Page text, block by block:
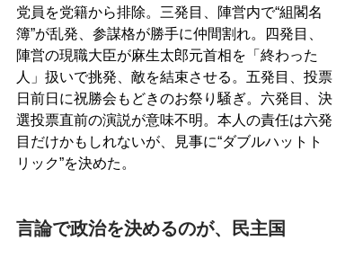
党員を党籍から排除。三発目、陣営内で“組閣名
簿”が乱発、参謀格が勝手に仲間割れ。四発目、
陣営の現職大臣が麻生太郎元首相を「終わった
人」扱いで挑発、敵を結束させる。五発目、投票
日前日に祝勝会もどきのお祭り騒ぎ。六発目、決
選投票直前の演説が意味不明。本人の責任は六発
目だけかもしれないが、見事に“ダブルハットト
リック”を決めた。
言論で政治を決めるのが、民主国